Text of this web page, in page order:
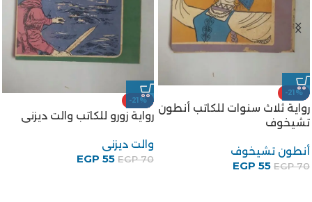
-21%
رواية ثلاث سنوات للكاتب أنطون
تشيخوف
أنطون تشيخوف
EGP70
EGP 55
-21%
رواية زورو للكاتب والت ديزنى
والت ديزنى
EGP70
EGP 55